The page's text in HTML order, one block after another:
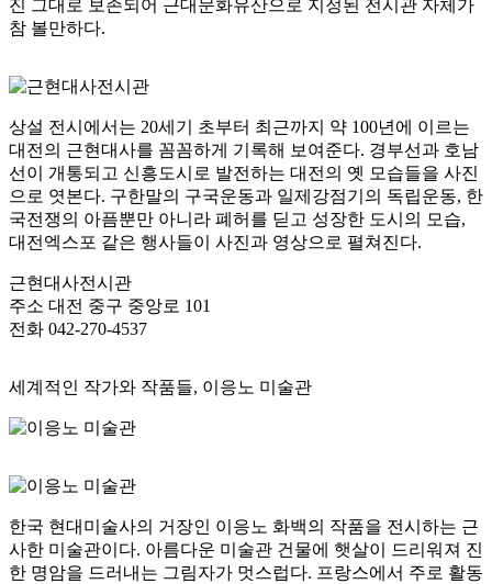
진 그대로 보존되어 근대문화유산으로 지정된 전시관 자체가
참 볼만하다.
상설 전시에서는 20세기 초부터 최근까지 약 100년에 이르는
대전의 근현대사를 꼼꼼하게 기록해 보여준다. 경부선과 호남
선이 개통되고 신흥도시로 발전하는 대전의 옛 모습들을 사진
으로 엿본다. 구한말의 구국운동과 일제강점기의 독립운동, 한
국전쟁의 아픔뿐만 아니라 폐허를 딛고 성장한 도시의 모습,
대전엑스포 같은 행사들이 사진과 영상으로 펼쳐진다.
근현대사전시관
주소 대전 중구 중앙로 101
전화 042-270-4537
세계적인 작가와 작품들, 이응노 미술관
한국 현대미술사의 거장인 이응노 화백의 작품을 전시하는 근
사한 미술관이다. 아름다운 미술관 건물에 햇살이 드리워져 진
한 명암을 드러내는 그림자가 멋스럽다. 프랑스에서 주로 활동